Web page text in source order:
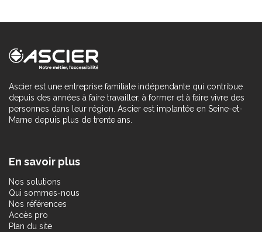
Ascier est une entreprise familiale indépendante qui contribue
depuis des années à faire travailler, à former et à faire vivre des
personnes dans leur région. Ascier est implantée en Seine-et-
Marne depuis plus de trente ans.
En savoir plus
Nos solutions
Qui sommes-nous
Nos références
Accès pro
Plan du site